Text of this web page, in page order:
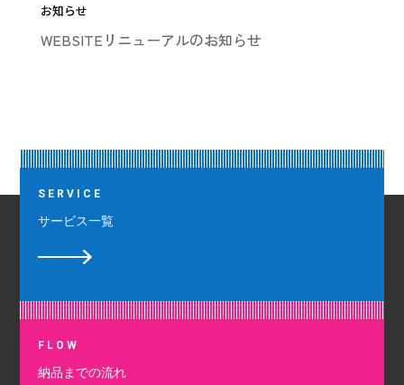
お知らせ
WEBSITEリニューアルのお知らせ
SERVICE
サービス一覧
FLOW
納品までの流れ